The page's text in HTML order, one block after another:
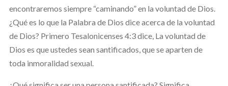
encontraremos siempre “caminando” en la voluntad de Dios.
¿Qué es lo que la Palabra de Dios dice acerca de la voluntad
de Dios? Primero Tesalonicenses 4:3 dice, La voluntad de
Dios es que ustedes sean santificados, que se aparten de
toda inmoralidad sexual.